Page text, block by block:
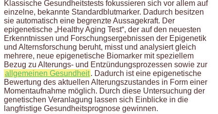
Klassische Gesundheitstests fokussieren sich vor allem auf
einzelne, bekannte Standardblutmarker. Dadurch besitzen
sie automatisch eine begrenzte Aussagekraft. Der
epigenetische „Healthy Aging Test“, der auf den neuesten
Erkenntnissen und Forschungsergebnissen der Epigenetik
und Alternsforschung beruht, misst und analysiert gleich
mehrere, neue epigenetische Biomarker mit speziellem
Bezug zu Alterungs- und Entzündungsprozessen sowie zur
allgemeinen Gesundheit. Dadurch ist eine epigenetische
Bewertung des aktuellen Alterungszustandes in Form einer
Momentaufnahme möglich. Durch diese Untersuchung der
genetischen Veranlagung lassen sich Einblicke in die
langfristige Gesundheitsprognose gewinnen.